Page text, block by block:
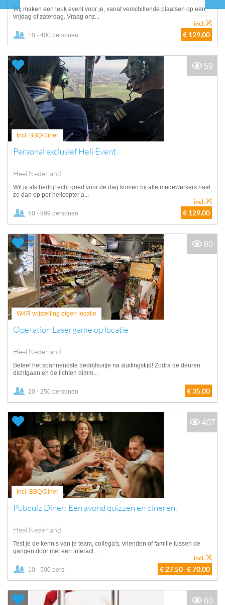
Wij maken een leuk event voor je, vanaf verschillende plaatsen op een
vrijdag of zaterdag. Vraag onz...
10 - 400 personen € 129,00
incl.
Incl. BBQ/Diner
Personal exclusief Heli Event
Heel Nederland
Wil jij als bedrijf echt goed voor de dag komen bij alle medewerkers haal
ze dan op per helicopter a...
50 - 999 personen € 129,00
incl.
59
WKR vrijstelling eigen locatie
Operation Lasergame op locatie
Heel Nederland
Beleef het spannendste bedrijfsuitje na sluitingstijd! Zodra de deuren
dichtgaan en de lichten dimm...
20 - 250 personen € 35,00
60
Incl. BBQ/Diner
Pubquiz Diner: Een avond quizzen en dineren.
Heel Nederland
Test je de kennis van je team, collega's, vrienden of familie tussen de
gangen door met een interact...
10 - 500 pers. € 27,50 € 70,00
incl.
407
60